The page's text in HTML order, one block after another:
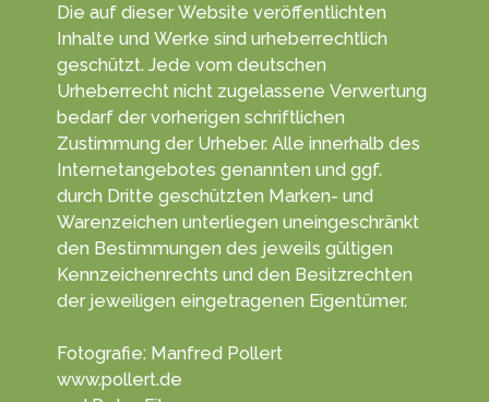
Die auf dieser Website veröffentlichten
Inhalte und Werke sind urheber­rechtlich
geschützt. Jede vom deutschen
Urheberrecht nicht zugelassene Verwertung
bedarf der vorherigen schriftlichen
Zustimmung der Urheber. Alle innerhalb des
Internetangebotes genannten und ggf.
durch Dritte geschützten Marken- und
Waren­zeichen unter­liegen unein­geschränkt
den Bestim­mungen des jeweils gültigen
Kenn­zeichen­rechts und den Besitz­rechten
der jeweiligen einge­tragenen Eigen­tümer.
Fotografie: Manfred Pollert
www.pollert.de